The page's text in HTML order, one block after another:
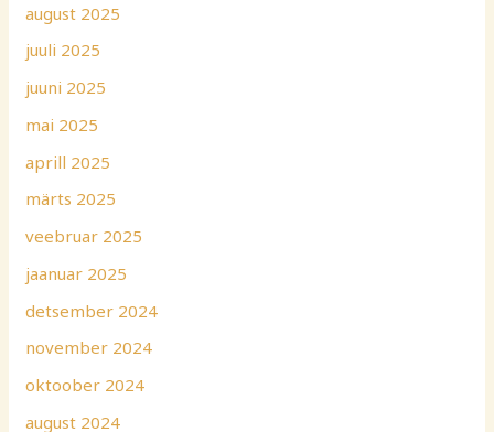
august 2025
juuli 2025
juuni 2025
mai 2025
aprill 2025
märts 2025
veebruar 2025
jaanuar 2025
detsember 2024
november 2024
oktoober 2024
august 2024